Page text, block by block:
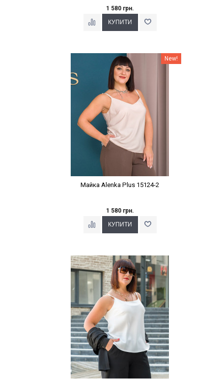
1 580 грн.
Наклейки Варіант з % New!
Майка Alenka Plus 15124-2
1 580 грн.
Наклейки Варіант з %